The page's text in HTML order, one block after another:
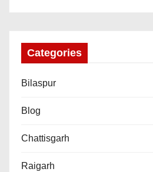
Categories
Bilaspur
Blog
Chattisgarh
Raigarh